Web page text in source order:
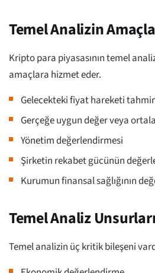
Temel Analizin
Kripto para piyasasının temel
amaçlara hizmet eder.
Gelecekteki fiyat hareketi
Gerçeğe uygun değer veya
Yönetim değerlendirmesi
Şirketin rekabet gücünün
Kurumun finansal sağlığının
Temel Analiz Unsurları
Temel analizin üç kritik bileşeni